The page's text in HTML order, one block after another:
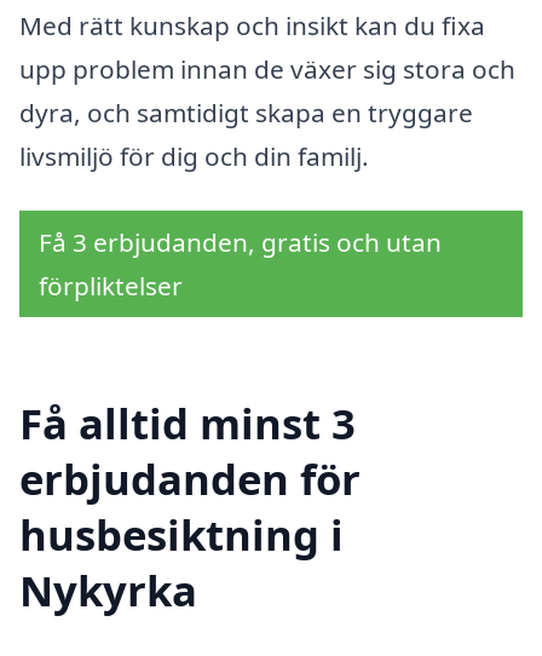
Med rätt kunskap och insikt kan du fixa
upp problem innan de växer sig stora och
dyra, och samtidigt skapa en tryggare
livsmiljö för dig och din familj.
Få 3 erbjudanden, gratis och utan
förpliktelser
Få alltid minst 3
erbjudanden för
husbesiktning i
Nykyrka